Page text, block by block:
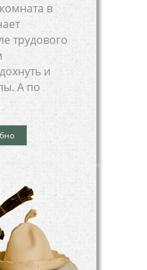
в
трудового
и
А по